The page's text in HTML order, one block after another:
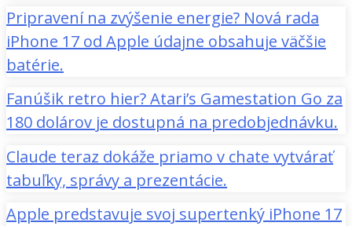
Pripravení na zvýšenie energie? Nová rada
iPhone 17 od Apple údajne obsahuje väčšie
batérie.
Fanúšik retro hier? Atari’s Gamestation Go za
180 dolárov je dostupná na predobjednávku.
Claude teraz dokáže priamo v chate vytvárať
tabuľky, správy a prezentácie.
Apple predstavuje svoj supertenký iPhone 17